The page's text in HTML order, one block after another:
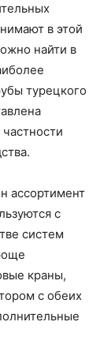
в этой
найти в
турецкого
ассортимент
с
систем
краны,
с обеих